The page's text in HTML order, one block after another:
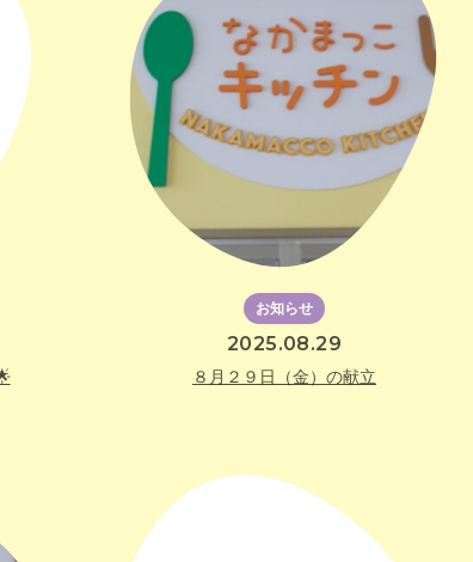
お知らせ
2025.08.29
８月２９日（金）の献立